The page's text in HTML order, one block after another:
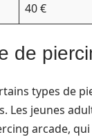
40 €
de
types de
Les jeunes
arcade,